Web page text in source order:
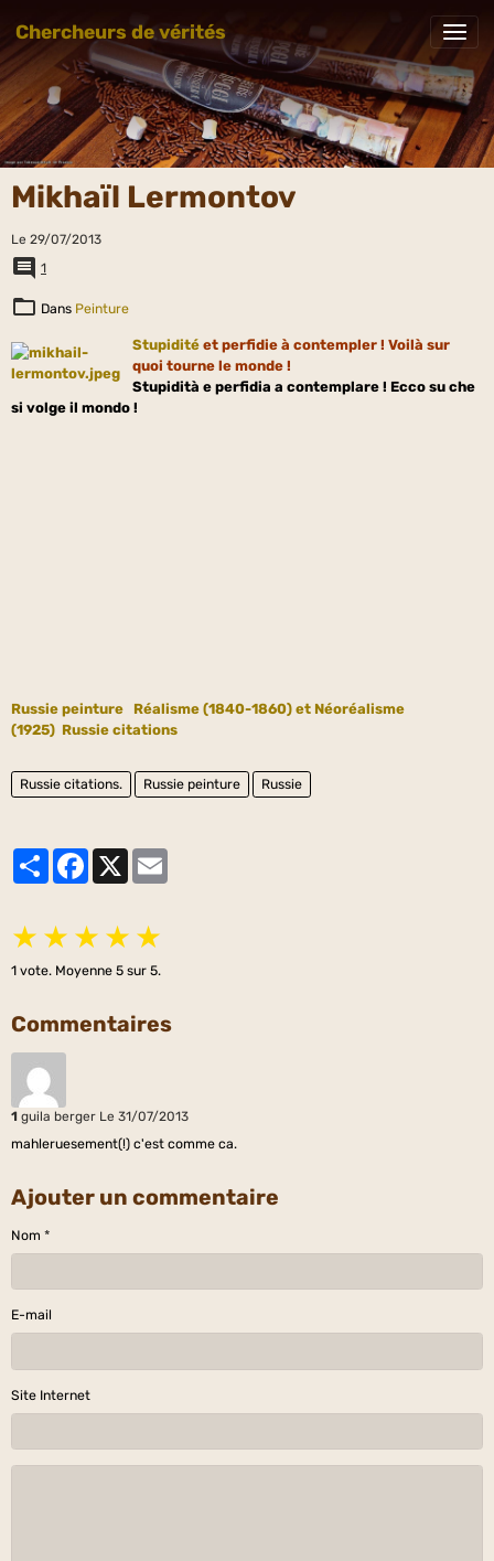
Chercheurs de vérités
Mikhaïl Lermontov
Le 29/07/2013
1
Dans Peinture
Stupidité et perfidie à contempler ! Voilà sur
quoi tourne le monde !
Stupidità e perfidia a contemplare ! Ecco su che
si volge il mondo !
Russie peinture
Réalisme (1840-1860) et Néoréalisme
(1925) Russie citations
Russie citations. Russie peinture Russie
PartagerFacebook
★ ★ ★ ★ ★
1 vote. Moyenne 5 sur 5.
Commentaires
1 guila berger Le 31/07/2013
mahleruesement(!) c'est comme ca.
Ajouter un commentaire
Nom
E-mail
Site Internet